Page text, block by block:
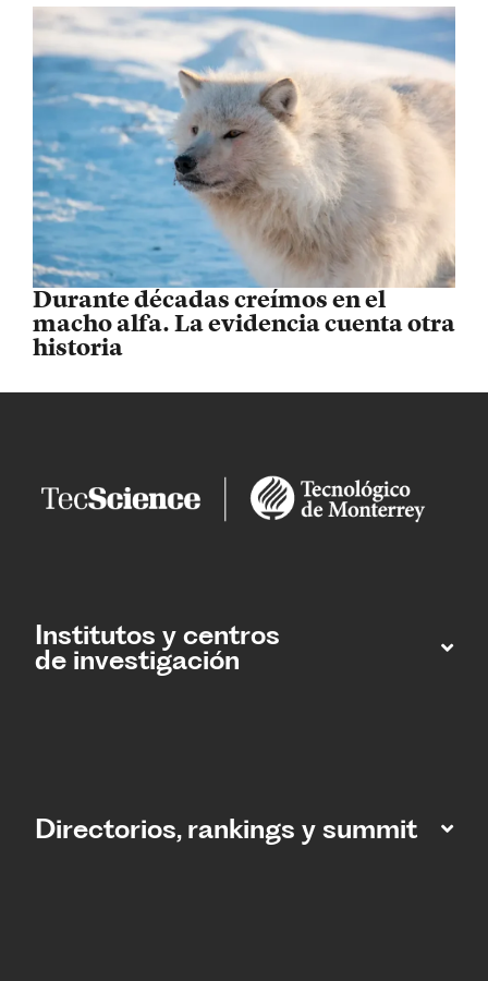
Durante décadas creímos en el
macho alfa. La evidencia cuenta otra
historia
Institutos y centros
de investigación
Directorios, rankings y summit